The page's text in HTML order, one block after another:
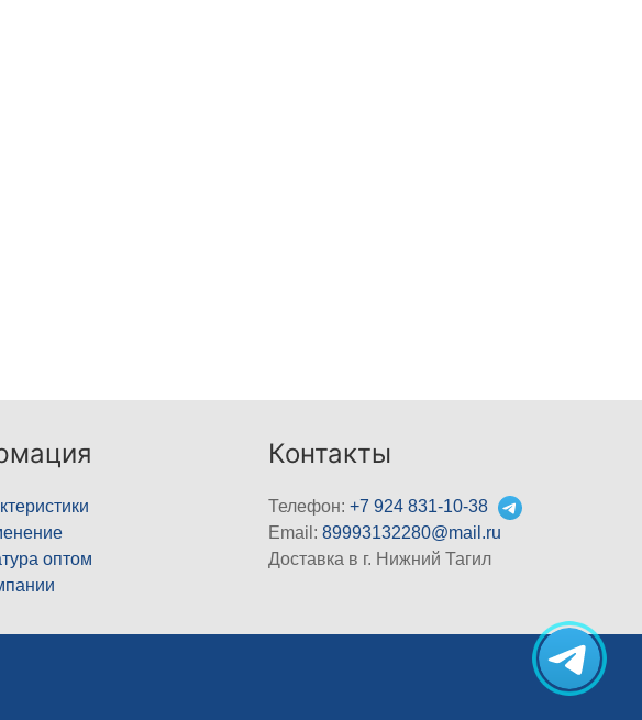
оптом
Контакты
Телефон:+7 924 831-10-38
Email:89993132280@mail.ru
Доставка в г. Нижний Тагил